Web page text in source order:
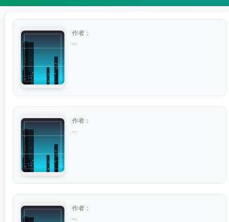
作者：
作者：
作者：